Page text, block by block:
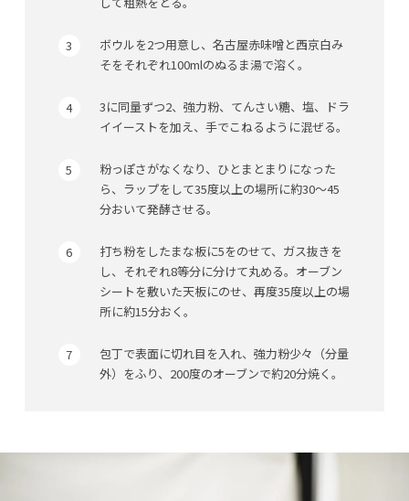
ボウルを2つ用意し、名古屋赤味噌と西京白み
そをそれぞれ100mlのぬるま湯で溶く。
3に同量ずつ2、強力粉、てんさい糖、塩、ドラ
イイーストを加え、手でこねるように混ぜる。
粉っぽさがなくなり、ひとまとまりになった
ら、ラップをして35度以上の場所に約30〜45
分おいて発酵させる。
打ち粉をしたまな板に5をのせて、ガス抜きを
し、それぞれ8等分に分けて丸める。オーブン
シートを敷いた天板にのせ、再度35度以上の場
所に約15分おく。
包丁で表面に切れ目を入れ、強力粉少々（分量
外）をふり、200度のオーブンで約20分焼く。